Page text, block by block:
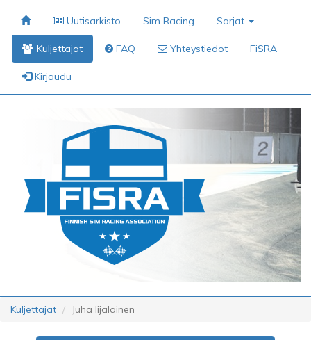
Uutisarkisto Sim Racing Sarjat
Kuljettajat FAQ Yhteystiedot FiSRA
Kirjaudu
Kuljettajat Juha Iijalainen